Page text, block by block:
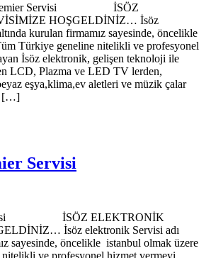
Premier Servisi İSÖZ
HOŞGELDİNİZ… İsöz
kurulan firmamız sayesinde, öncelikle
Türkiye geneline nitelikli ve profesyonel
İsöz elektronik, gelişen teknoloji ile
LCD, Plazma ve LED TV lerden,
eşya,klima,ev aletleri ve müzik çalar
[…]
Servisi
İSÖZ ELEKTRONİK
İsöz elektronik Servisi adı
sayesinde, öncelikle istanbul olmak üzere